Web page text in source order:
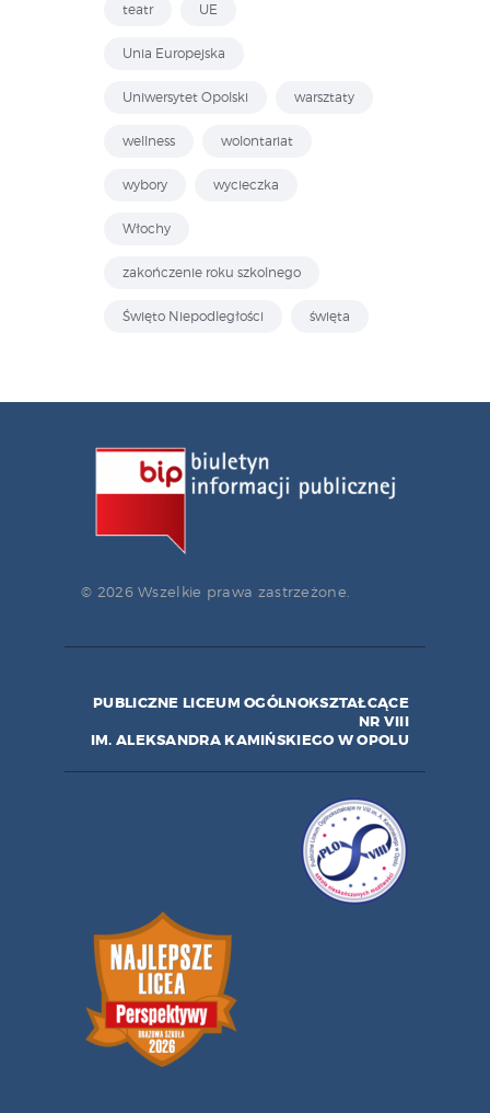
teatr UE
Unia Europejska
Uniwersytet Opolski warsztaty
wellness wolontariat
wybory wycieczka
Włochy
zakończenie roku szkolnego
Święto Niepodległości święta
© 2026 Wszelkie prawa zastrzeżone.
PUBLICZNE LICEUM OGÓLNOKSZTAŁCĄCE
NR VIII
IM. ALEKSANDRA KAMIŃSKIEGO W OPOLU